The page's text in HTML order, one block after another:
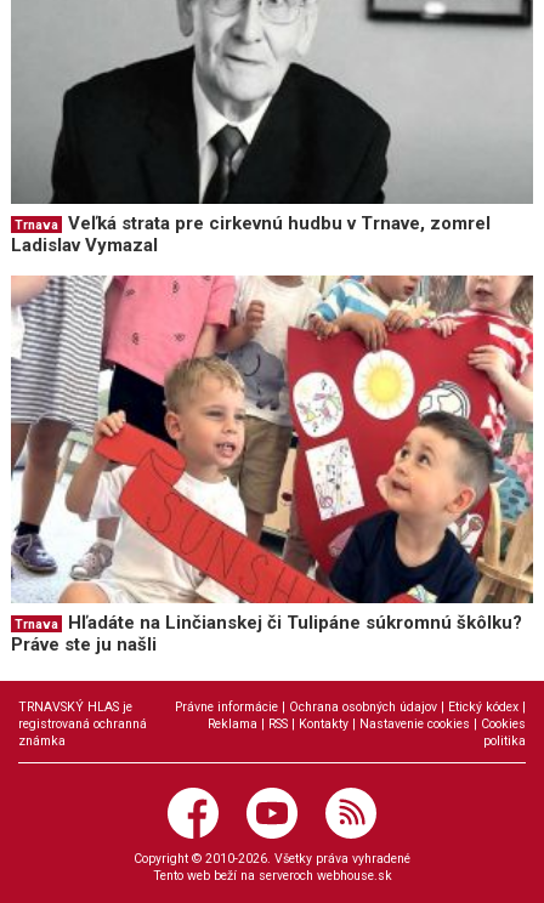
Trnava
Veľká strata pre cirkevnú hudbu v Trnave, zomrel
Ladislav Vymazal
Trnava
Hľadáte na Linčianskej či Tulipáne súkromnú škôlku?
Práve ste ju našli
TRNAVSKÝ HLAS je
registrovaná ochranná
známka
Právne informácie Ochrana osobných údajov Etický kódex
Reklama
RSS Kontakty Nastavenie cookies
Cookies
politika
Copyright © 2010-2026. Všetky práva vyhradené
Tento web beží na serveroch webhouse.sk